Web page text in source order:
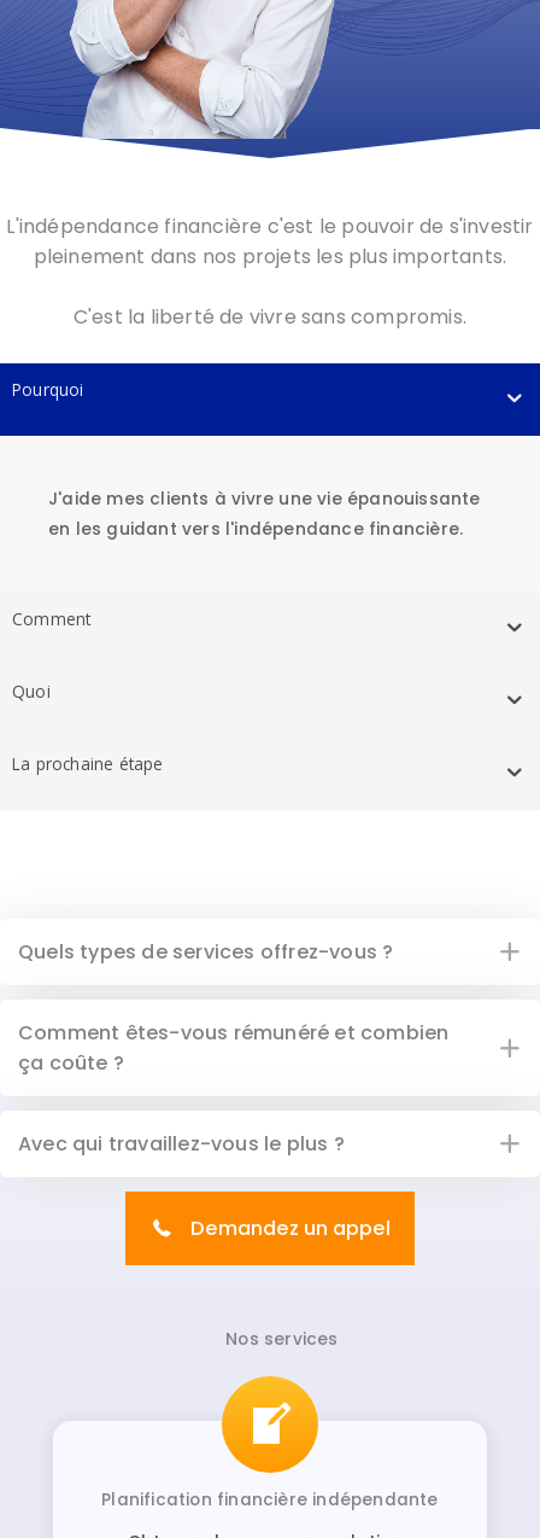
L'indépendance financière c'est le pouvoir de s'investir
pleinement dans nos projets les plus importants.
C'est la liberté de vivre sans compromis.
Pourquoi
J'aide mes clients à vivre une vie épanouissante
en les guidant vers l'indépendance financière.
Comment
Quoi
La prochaine étape
Quels types de services offrez-vous ?
Comment êtes-vous rémunéré et combien
ça coûte ?
Avec qui travaillez-vous le plus ?
Demandez un appel
Nos services
Planification financière indépendante